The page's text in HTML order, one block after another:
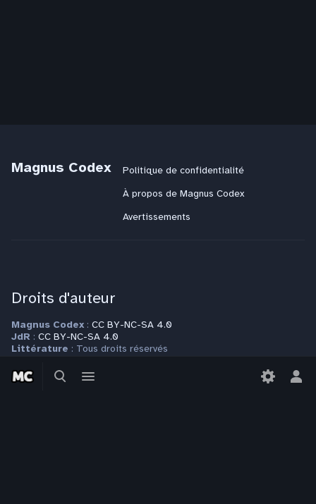
BasculerBasculer
le
Magnus Codex
Politique de confidentialité
À propos de Magnus Codex
Avertissements
Droits d'auteur
Magnus Codex : CC BY-NC-SA 4.0
JdR : CC BY-NC-SA 4.0
Littérature : Tous droits réservés
Autres espaces de nom